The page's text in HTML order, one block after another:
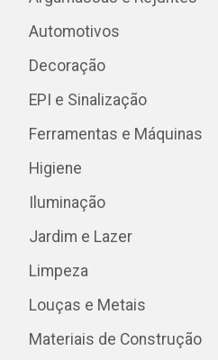
Automotivos
Decoração
EPI e Sinalização
Ferramentas e Máquinas
Higiene
Iluminação
Jardim e Lazer
Limpeza
Louças e Metais
Materiais de Construção